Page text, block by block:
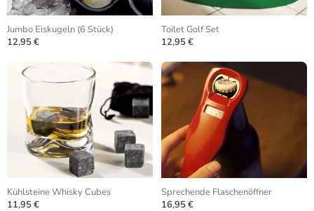
Jumbo Eiskugeln (6 Stück)
12,95 €
Toilet Golf Set
12,95 €
Kühlsteine Whisky Cubes
11,95 €
Sprechende Flaschenöffner
16,95 €